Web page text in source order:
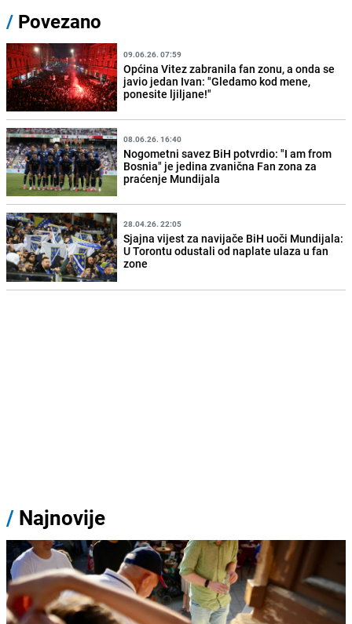
/ Povezano
09.06.26. 07:59
Općina Vitez zabranila fan zonu, a onda se
javio jedan Ivan: "Gledamo kod mene,
ponesite ljiljane!"
08.06.26. 16:40
Nogometni savez BiH potvrdio: "I am from
Bosnia" je jedina zvanična Fan zona za
praćenje Mundijala
28.04.26. 22:05
Sjajna vijest za navijače BiH uoči Mundijala:
U Torontu odustali od naplate ulaza u fan
zone
/ Najnovije